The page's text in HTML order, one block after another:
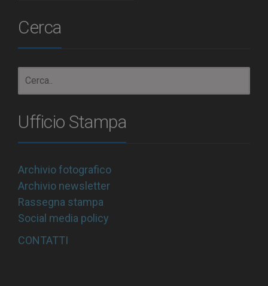
Cerca
Ufficio Stampa
Archivio fotografico
Archivio newsletter
Rassegna stampa
Social media policy
CONTATTI